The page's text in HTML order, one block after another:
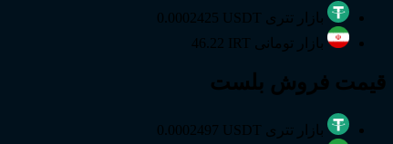
بازار تتری 0.0002425 USDT
بازار تومانی 46.22 IRT
قیمت فروش بلست
بازار تتری 0.0002497 USDT